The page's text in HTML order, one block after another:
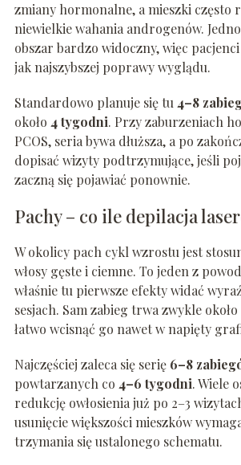
zmiany hormonalne, a mieszki często
niewielkie wahania androgenów.
obszar bardzo widoczny, więc
jak najszybszej poprawy wyglądu.
Standardowo planuje się tu4–8
około 4 tygodni. Przy zaburzeniach
PCOS, seria bywa dłuższa, a po
dopisać wizyty podtrzymujące, jeśli
zaczną się pojawiać ponownie.
Pachy – co ile depilacja
W okolicy pach cykl wzrostu jest
włosy gęste i ciemne. To jeden z
właśnie tu pierwsze efekty widać
sesjach. Sam zabieg trwa zwykle
łatwo wcisnąć go nawet w napięty
Najczęściej zaleca się serię 6–8
powtarzanych co 4–6 tygodni. Wiele
redukcję owłosienia już po 2–3
usunięcie większości mieszków
trzymania się ustalonego schematu.